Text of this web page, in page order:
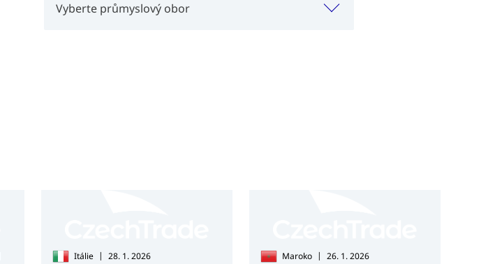
Vyberte průmyslový obor
Itálie | 28. 1. 2026 Maroko | 26. 1. 2026